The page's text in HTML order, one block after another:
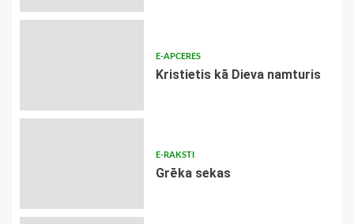
E-APCERES
Kristietis kā Dieva namturis
E-RAKSTI
Grēka sekas